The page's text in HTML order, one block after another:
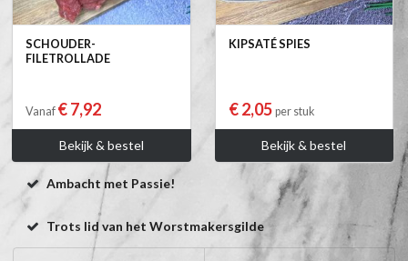
SCHOUDER-
FILETROLLADE
Vanaf € 7,92
Bekijk & bestel
KIPSATÉ SPIES
€ 2,05 per stuk
Bekijk & bestel
Ambacht met Passie!
Trots lid van het Worstmakersgilde